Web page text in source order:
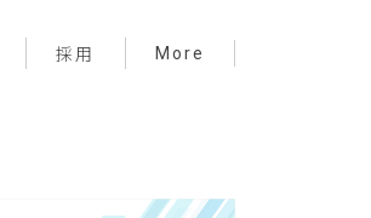
採用 More